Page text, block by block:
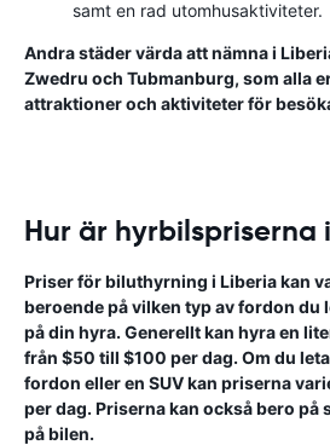
samt en rad utomhusaktiviteter.
Andra städer värda att nämna i
Zwedru och Tubmanburg, som alla
attraktioner och aktiviteter för
Hur är hyrbilspriserna
Priser för biluthyrning i Liberia kan
beroende på vilken typ av fordon du
på din hyra. Generellt kan hyra en
från $50 till $100 per dag. Om du
fordon eller en SUV kan priserna
per dag. Priserna kan också bero på
på bilen.